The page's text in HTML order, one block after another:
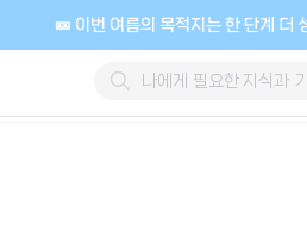
🎫 이번 여름의 목적지는 한 단계